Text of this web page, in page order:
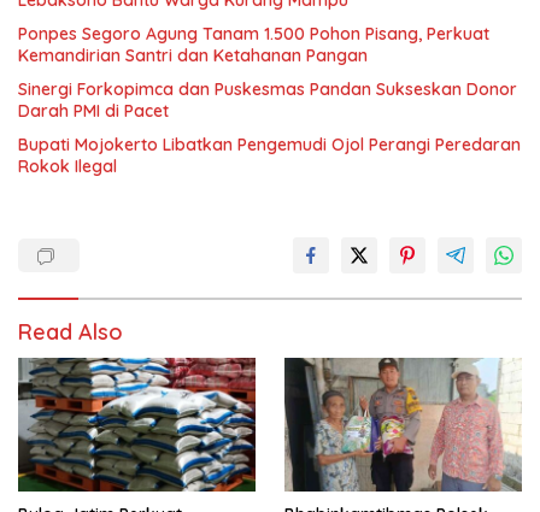
Ponpes Segoro Agung Tanam 1.500 Pohon Pisang, Perkuat
Kemandirian Santri dan Ketahanan Pangan
Sinergi Forkopimca dan Puskesmas Pandan Sukseskan Donor
Darah PMI di Pacet
Bupati Mojokerto Libatkan Pengemudi Ojol Perangi Peredaran
Rokok Ilegal
Read Also